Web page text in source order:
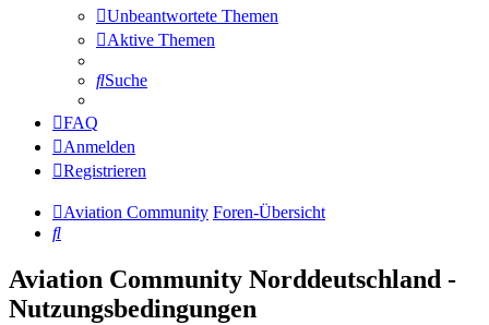
Unbeantwortete Themen
Aktive Themen
Suche
FAQ
Anmelden
Registrieren
Aviation Community Foren-Übersicht
Suche
Aviation Community Norddeutschland -
Nutzungsbedingungen